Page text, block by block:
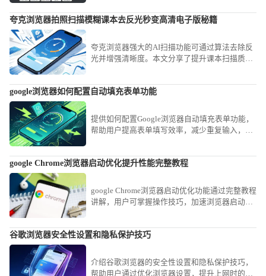
移。
夸克浏览器拍照扫描模糊课本去反光秒变高清电子版秘籍
夸克浏览器强大的AI扫描功能可通过算法去除反
光并增强清晰度。本文分享了提升课本扫描质量
google浏览器如何配置自动填充表单功能
提供如何配置Google浏览器自动填充表单功能，
帮助用户提高表单填写效率，减少重复输入，提
google Chrome浏览器启动优化提升性能完整教程
google Chrome浏览器启动优化功能通过完整教程
讲解，用户可掌握操作技巧，加速浏览器启动速
谷歌浏览器安全性设置和隐私保护技巧
介绍谷歌浏览器的安全性设置和隐私保护技巧，
帮助用户通过优化浏览器设置，提升上网时的安